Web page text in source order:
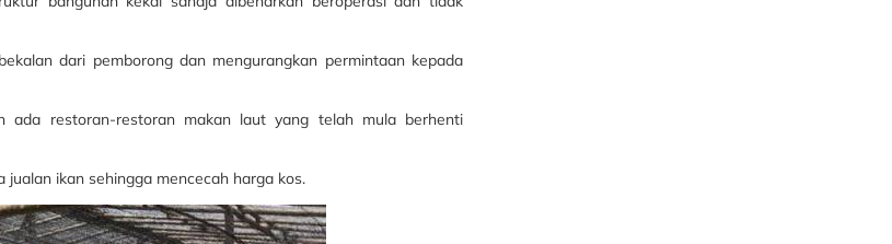
dari pemborong dan mengurangkan permintaan kepada
restoran-restoran makan laut yang telah mula berhenti
ikan sehingga mencecah harga kos.